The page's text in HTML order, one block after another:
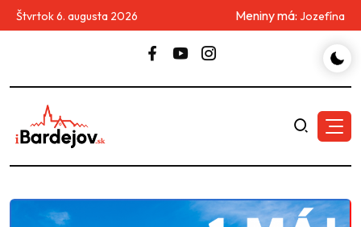
Štvrtok 6. augusta 2026 Meniny má: Jozefína